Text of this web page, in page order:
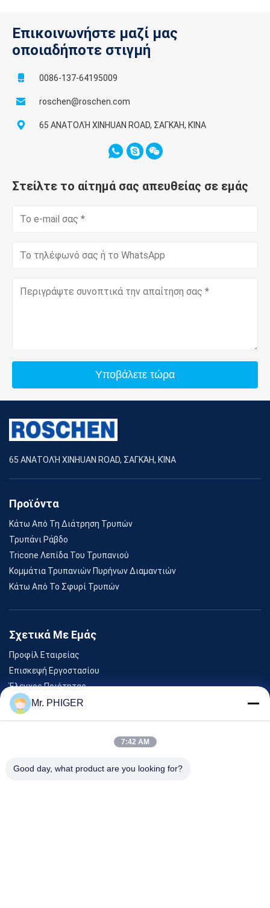
Επικοινωνήστε μαζί μας
οποιαδήποτε στιγμή
0086-137-64195009
roschen@roschen.com
65 ΑΝΑΤΟΛΉ XINHUAN ROAD, ΣΑΓΚΆΗ, ΚΊΝΑ
Στείλτε το αίτημά σας απευθείας σε εμάς
Υποβάλετε τώρα
65 ΑΝΑΤΟΛΉ XINHUAN ROAD, ΣΑΓΚΆΗ, ΚΊΝΑ
Προϊόντα
Κάτω Από Τη Διάτρηση Τρυπών
Τρυπάνι Ράβδο
Tricone Λεπίδα Του Τρυπανιού
Κομμάτια Τρυπανιών Πυρήνων Διαμαντιών
Κάτω Από Το Σφυρί Τρυπών
Σχετικά Με Εμάς
Προφίλ Εταιρείας
Επισκεψή Εργοστασίου
Έλεγχος Ποιότητας
Sitemap
Εκδηλώσεις
Mr. PHIGER
7:42 AM
Good day, what product are you looking for?